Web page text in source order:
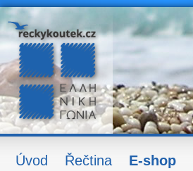
Úvod Řečtina E-shop